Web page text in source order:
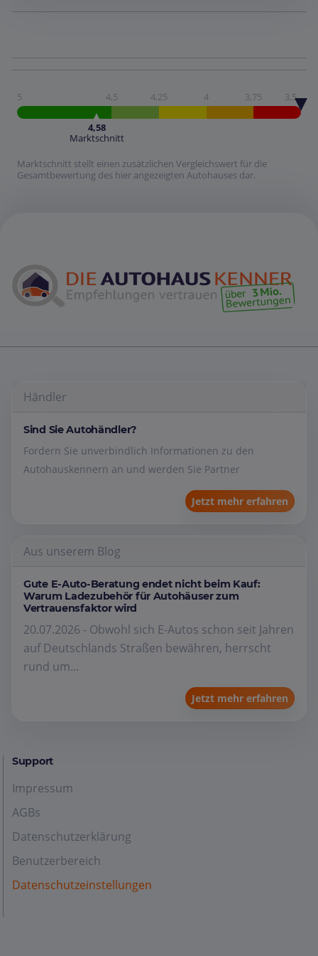
5 4,5 4,25 4 3,75 3,5
4,58
Marktschnitt
Marktschnitt stellt einen zusätzlichen Vergleichswert für die
Gesamtbewertung des hier angezeigten Autohauses dar.
Händler
Sind Sie Autohändler?
Fordern Sie unverbindlich Informationen zu den
Autohauskennern an und werden Sie Partner
Jetzt mehr erfahren
Aus unserem Blog
Gute E-Auto-Beratung endet nicht beim Kauf:
Warum Ladezubehör für Autohäuser zum
Vertrauensfaktor wird
20.07.2026 - Obwohl sich E-Autos schon seit Jahren
auf Deutschlands Straßen bewähren, herrscht
rund um...
Jetzt mehr erfahren
Support
Impressum
AGBs
Datenschutzerklärung
Benutzerbereich
Datenschutzeinstellungen